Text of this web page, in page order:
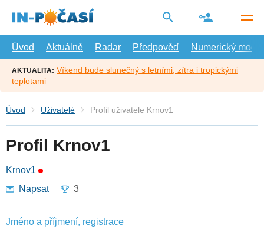
hlavní
Úvod
Aktuálně Radar Předpověď Numerický model
AKTUALITA: Víkend bude slunečný s letními, zítra i tropickými
teplotami
Úvod Uživatelé Profil uživatele Krnov1
Profil Krnov1
Krnov1
Napsat
3
Jméno a příjmení, registrace